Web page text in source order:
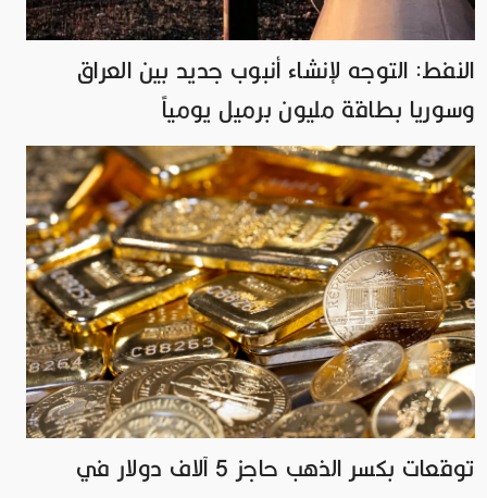
النفط: التوجه لإنشاء أنبوب جديد بين العراق
وسوريا بطاقة مليون برميل يومياً
توقعات بكسر الذهب حاجز 5 آلاف دولار في